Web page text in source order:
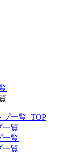
一覧_TOP
一覧
一覧
一覧